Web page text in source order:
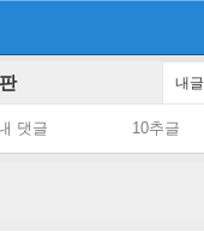
내글
댓글 10추글